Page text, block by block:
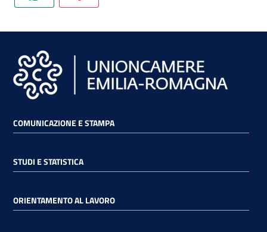
COMUNICAZIONE E STAMPA
STUDI E STATISTICA
ORIENTAMENTO AL LAVORO